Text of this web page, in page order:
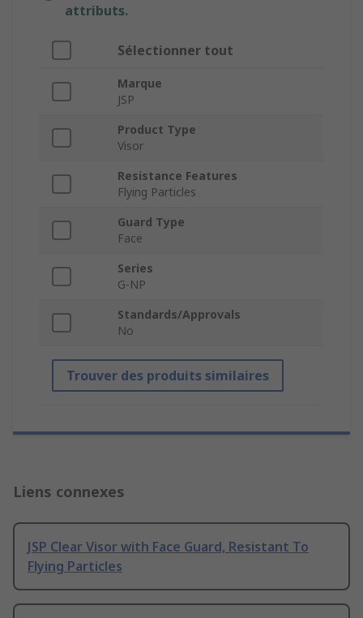
attributs.
Sélectionner tout
Marque
JSP
Product Type
Visor
Resistance Features
Flying Particles
Guard Type
Face
Series
G-NP
Standards/Approvals
No
Trouver des produits similaires
Liens connexes
JSP Clear Visor with Face Guard, Resistant To
Flying Particles